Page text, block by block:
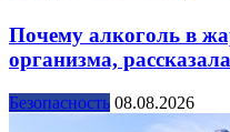
Почему алкоголь в
организма,
Безопасность 08.08.2026